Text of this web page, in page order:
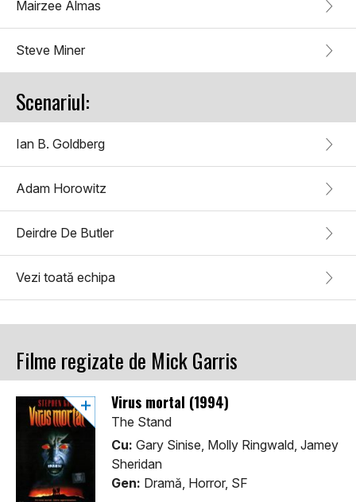
Mairzee Almas
Steve Miner
Scenariul:
Ian B. Goldberg
Adam Horowitz
Deirdre De Butler
Vezi toată echipa
Filme regizate de Mick Garris
Virus mortal (1994)
The Stand
Cu: Gary Sinise, Molly Ringwald, Jamey
Sheridan
Gen: Dramă, Horror, SF